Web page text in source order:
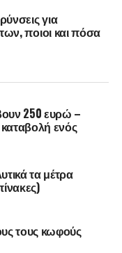
για
ποιοι και πόσα
250 ευρώ –
καταβολή ενός
τα μέτρα
τους κωφούς